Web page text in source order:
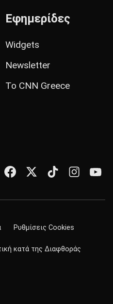
Εφημερίδες
Widgets
Newsletter
Το CNN Greece
Ρυθμίσεις Cookies
κατά της Διαφθοράς